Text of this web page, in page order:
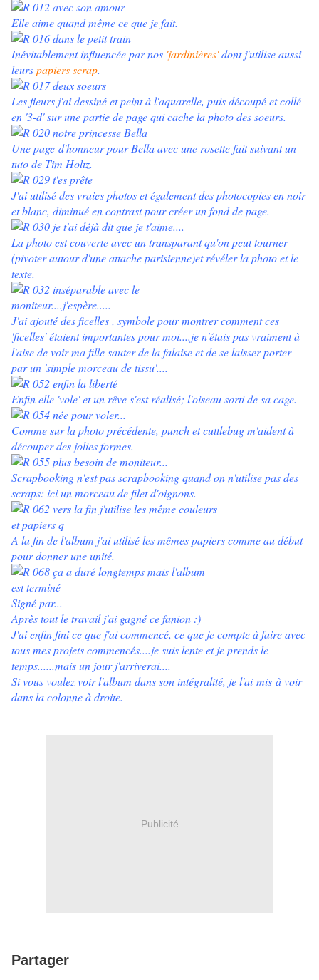
Elle aime quand même ce que je fait.
Inévitablement influencée par nos 'jardinières'dont j'utilise aussi
leurspapiers scrap.
Les fleurs j'ai dessiné et peint à l'aquarelle, puis découpé et collé
en '3-d' sur une partie de page qui cache la photo des soeurs.
Une page d'honneur pour Bella avec une rosette fait suivant un
tuto de Tim Holtz.
J'ai utilisé des vraies photos et également des photocopies en noir
et blanc, diminué en contrast pour créer un fond de page.
La photo est couverte avec un transparant qu'on peut tourner
(pivoter autour d'une attache parisienne)et révéler la photo et le
texte.
J'ai ajouté des ficelles , symbole pour montrer comment ces
'ficelles' étaient importantes pour moi....je n'étais pas vraiment à
l'aise de voir ma fille sauter de la falaise et de se laisser porter
par un 'simple morceau de tissu'....
Enfin elle 'vole' et un rêve s'est réalisé; l'oiseau sorti de sa cage.
Comme sur la photo précédente, punch et cuttlebug m'aident à
découper des jolies formes.
Scrapbooking n'est pas scrapbooking quand on n'utilise pas des
scraps: ici un morceau de filet d'oignons.
A la fin de l'album j'ai utilisé les mêmes papiers comme au début
pour donner une unité.
Signé par...
Après tout le travail j'ai gagné ce fanion :)
J'ai enfin fini ce que j'ai commencé, ce que je compte à faire avec
tous mes projets commencés....je suis lente et je prends le
temps......mais un jour j'arriverai....
Si vous voulez voir l'album dans son intégralité, je l'ai mis à voir
dans la colonne à droite.
Publicité
Partager